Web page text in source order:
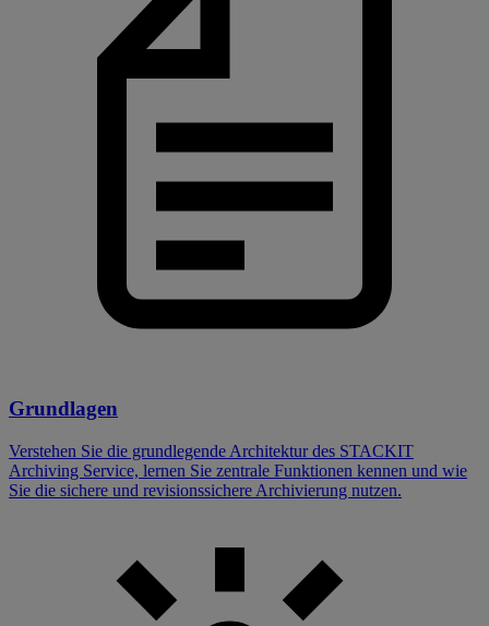
Grundlagen
Verstehen Sie die grundlegende Architektur des STACKIT
Archiving Service, lernen Sie zentrale Funktionen kennen und wie
Sie die sichere und revisionssichere Archivierung nutzen.